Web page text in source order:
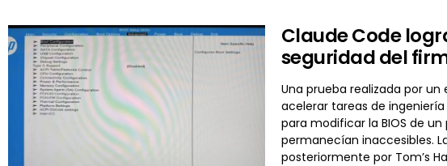
Claude Code
seguridad del
Una prueba realizada por
acelerar tareas de
para modificar la BIOS de
permanecían inaccesibles.
posteriormente por Tom’s